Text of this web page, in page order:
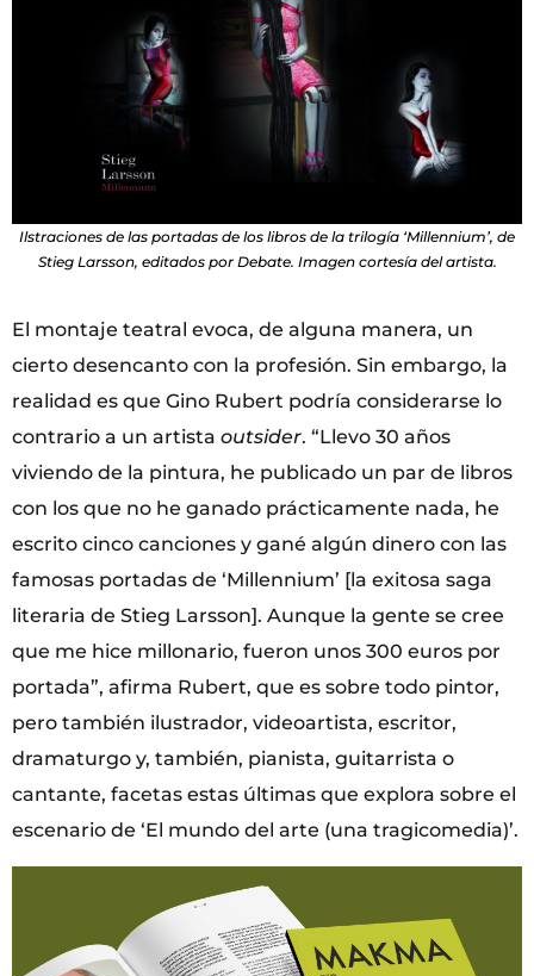
Ilstraciones de las portadas de los libros de la trilogía ‘Millennium’, de
Stieg Larsson, editados por Debate. Imagen cortesía del artista.
El montaje teatral evoca, de alguna manera, un
cierto desencanto con la profesión. Sin embargo, la
realidad es que Gino Rubert podría considerarse lo
contrario a un artista outsider. “Llevo 30 años
viviendo de la pintura, he publicado un par de libros
con los que no he ganado prácticamente nada, he
escrito cinco canciones y gané algún dinero con las
famosas portadas de ‘Millennium’ [la exitosa saga
literaria de Stieg Larsson]. Aunque la gente se cree
que me hice millonario, fueron unos 300 euros por
portada”, afirma Rubert, que es sobre todo pintor,
pero también ilustrador, videoartista, escritor,
dramaturgo y, también, pianista, guitarrista o
cantante, facetas estas últimas que explora sobre el
escenario de ‘El mundo del arte (una tragicomedia)’.